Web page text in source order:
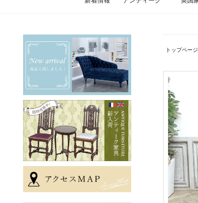
トップページ